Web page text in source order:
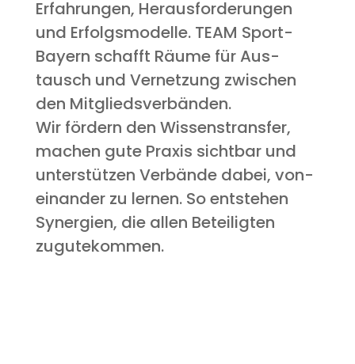
Erfah­run­gen, Her­aus­for­de­run­gen
und Erfolgs­mo­del­le. TEAM Sport-
Bay­ern schafft Räu­me für Aus­
tausch und Ver­net­zung zwi­schen
den Mitgliedsverbänden.
Wir för­dern den Wis­sens­trans­fer,
machen gute Pra­xis sicht­bar und
unter­stüt­zen Ver­bän­de dabei, von­
ein­an­der zu ler­nen. So ent­ste­hen
Syn­er­gien, die allen Betei­lig­ten
zugutekommen.